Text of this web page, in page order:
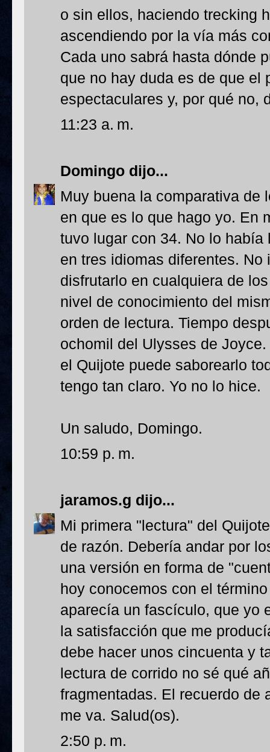
o sin ellos, haciendo trecking
ascendiendo por la vía más
Cada uno sabrá hasta dónde
que no hay duda es de que el
espectaculares y, por qué no,
11:23 a. m.
Domingo dijo...
Muy buena la comparativa de
en que es lo que hago yo. En
tuvo lugar con 34. No lo
en tres idiomas diferentes. No
disfrutarlo en cualquiera de
nivel de conocimiento del
orden de lectura. Tiempo
ochomil del Ulysses de
el Quijote puede saborearlo
tengo tan claro. Yo no lo hice.
Un saludo, Domingo.
10:59 p. m.
jaramos.g dijo...
Mi primera "lectura" del
de razón. Debería andar por
una versión en forma de
hoy conocemos con el
aparecía un fascículo, que yo
la satisfacción que me
debe hacer unos cincuenta y
lectura de corrido no sé qué
fragmentadas. El recuerdo de
me va. Salud(os).
2:50 p. m.